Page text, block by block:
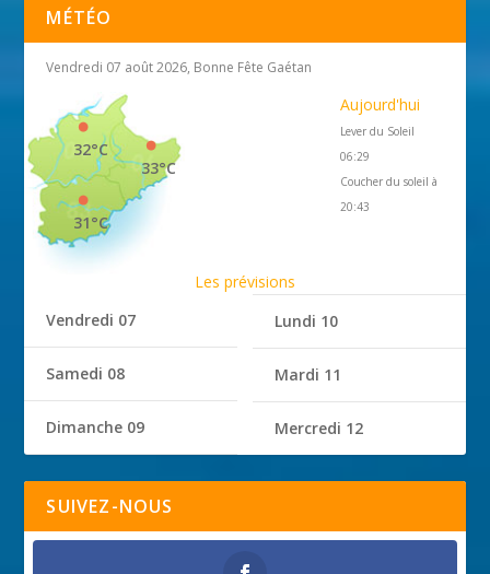
MÉTÉO
Vendredi 07 août 2026, Bonne Fête Gaétan
33°C
32°C
31°C
Aujourd'hui
Lever du Soleil
06:29
Coucher du soleil à
20:43
Les prévisions
Vendredi 07
Samedi 08
Dimanche 09
Lundi 10
Mardi 11
Mercredi 12
SUIVEZ-NOUS